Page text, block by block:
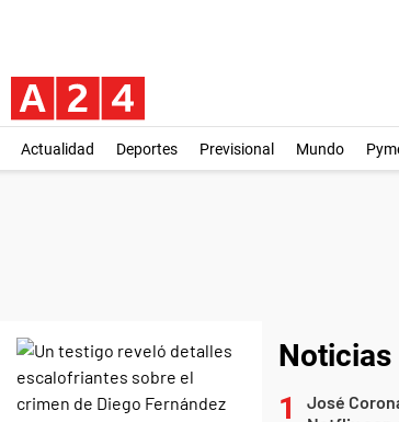
Actualidad Deportes Previsional Mundo
Noticias
José